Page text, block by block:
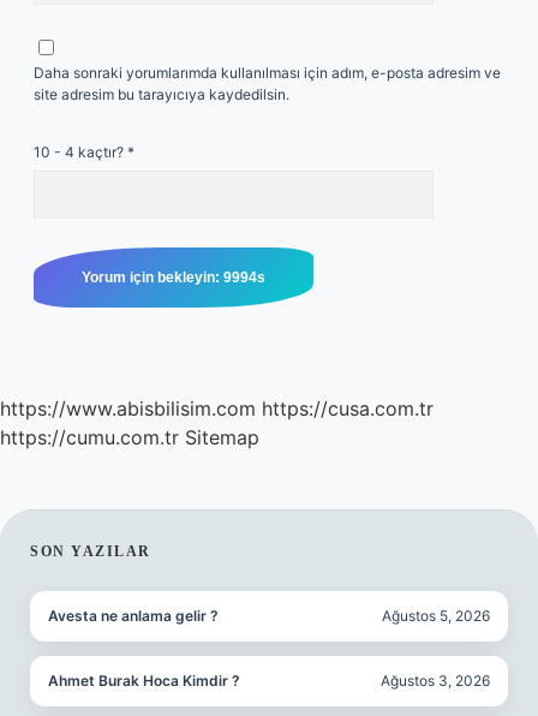
Daha sonraki yorumlarımda kullanılması için adım, e-posta adresim ve
site adresim bu tarayıcıya kaydedilsin.
10 - 4 kaçtır? *
https://www.abisbilisim.com https://cusa.com.tr
https://cumu.com.tr Sitemap
SIDEBAR
SON YAZILAR
Avesta ne anlama gelir ? Ağustos 5, 2026
Ahmet Burak Hoca Kimdir ? Ağustos 3, 2026